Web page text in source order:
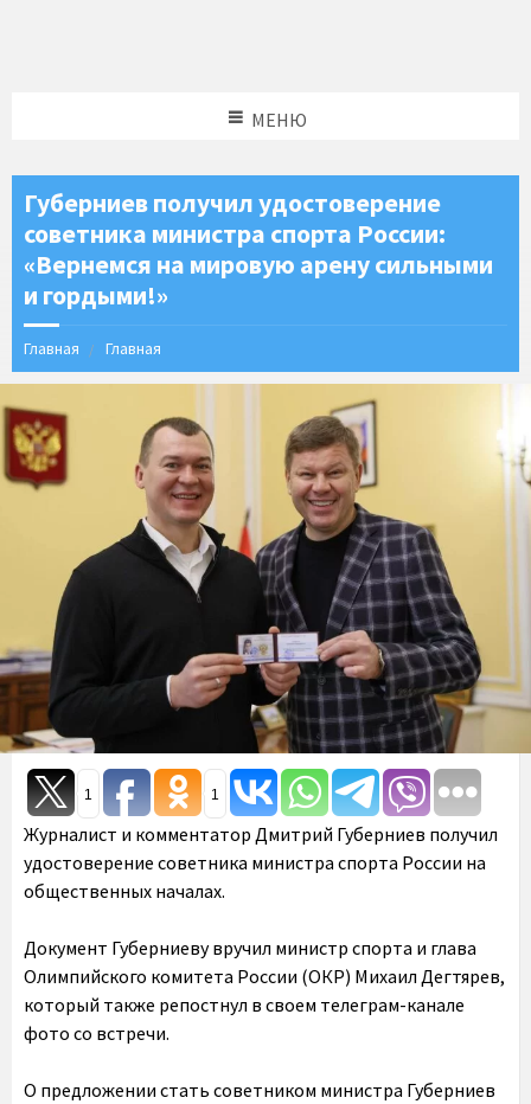
МЕНЮ
Губерниев получил удостоверение
советника министра спорта России:
«Вернемся на мировую арену сильными
и гордыми!»
Главная Главная
1 1
Журналист и комментатор Дмитрий Губерниев получил
удостоверение советника министра спорта России на
общественных началах.
Документ Губерниеву вручил министр спорта и глава
Олимпийского комитета России (ОКР) Михаил Дегтярев,
который также репостнул в своем телеграм-канале
фото со встречи.
О предложении стать советником министра Губерниев